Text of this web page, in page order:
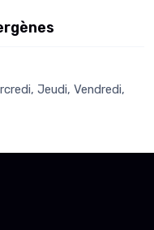
Jeudi, Vendredi,